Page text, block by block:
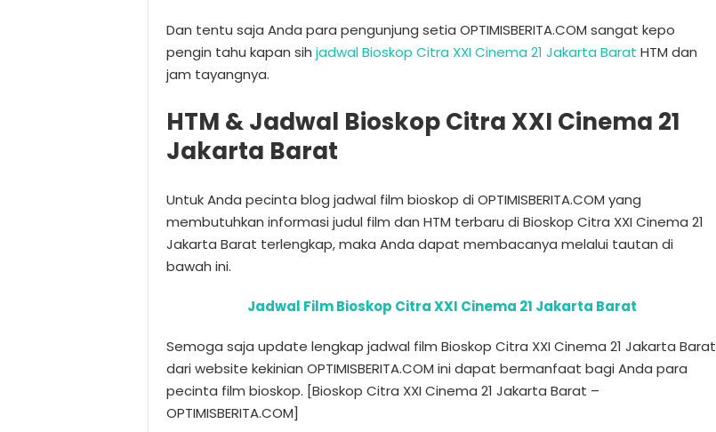
Dan tentu saja Anda para pengunjung setia OPTIMISBERITA.COM sangat kepo
pengin tahu kapan sih jadwal Bioskop Citra XXI Cinema 21 Jakarta Barat HTM dan
jam tayangnya.
HTM & Jadwal Bioskop Citra XXI Cinema 21
Jakarta Barat
Untuk Anda pecinta blog jadwal film bioskop di OPTIMISBERITA.COM yang
membutuhkan informasi judul film dan HTM terbaru di Bioskop Citra XXI Cinema 21
Jakarta Barat terlengkap, maka Anda dapat membacanya melalui tautan di
bawah ini.
Jadwal Film Bioskop Citra XXI Cinema 21 Jakarta Barat
Semoga saja update lengkap jadwal film Bioskop Citra XXI Cinema 21 Jakarta Barat
dari website kekinian OPTIMISBERITA.COM ini dapat bermanfaat bagi Anda para
pecinta film bioskop. [Bioskop Citra XXI Cinema 21 Jakarta Barat –
OPTIMISBERITA.COM]